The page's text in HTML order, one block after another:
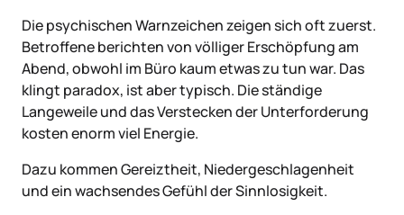
Die psychischen Warnzeichen zeigen sich oft zuerst.
Betroffene berichten von völliger Erschöpfung am
Abend, obwohl im Büro kaum etwas zu tun war. Das
klingt paradox, ist aber typisch. Die ständige
Langeweile und das Verstecken der Unterforderung
kosten enorm viel Energie.
Dazu kommen Gereiztheit, Niedergeschlagenheit
und ein wachsendes Gefühl der Sinnlosigkeit.